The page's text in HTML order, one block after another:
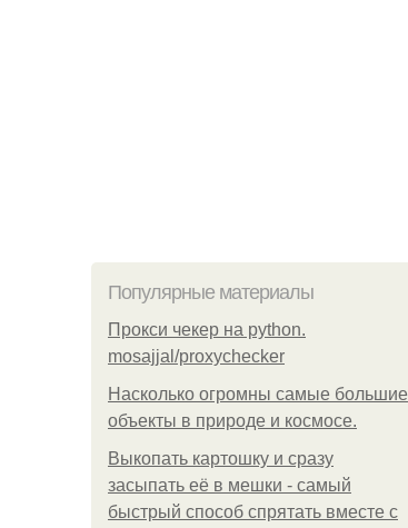
Популярные материалы
Прокси чекер на python.
mosajjal/proxychecker
Насколько огромны самые большие
объекты в природе и космосе.
Выкопать картошку и сразу
засыпать её в мешки - самый
быстрый способ спрятать вместе с